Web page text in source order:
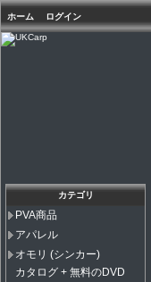
ホーム ログイン
カテゴリ
PVA商品
アパレル
オモリ (シンカー)
カタログ + 無料のDVD